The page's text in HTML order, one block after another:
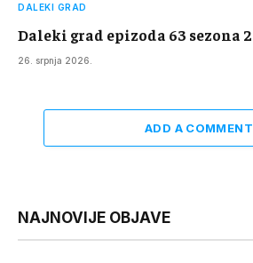
DALEKI GRAD
Daleki grad epizoda 63 sezona 2
26. srpnja 2026.
ADD A COMMENT
NAJNOVIJE OBJAVE